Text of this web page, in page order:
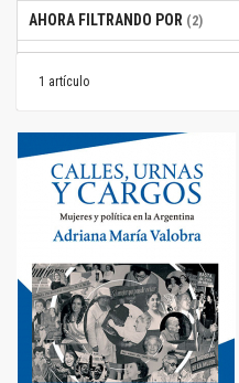
1 artículo
AHORA FILTRANDO POR